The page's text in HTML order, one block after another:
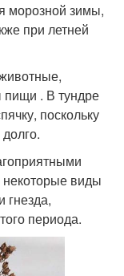
морозной зимы,
при летней
пищи . В тундре
поскольку
виды
гнезда,
периода.